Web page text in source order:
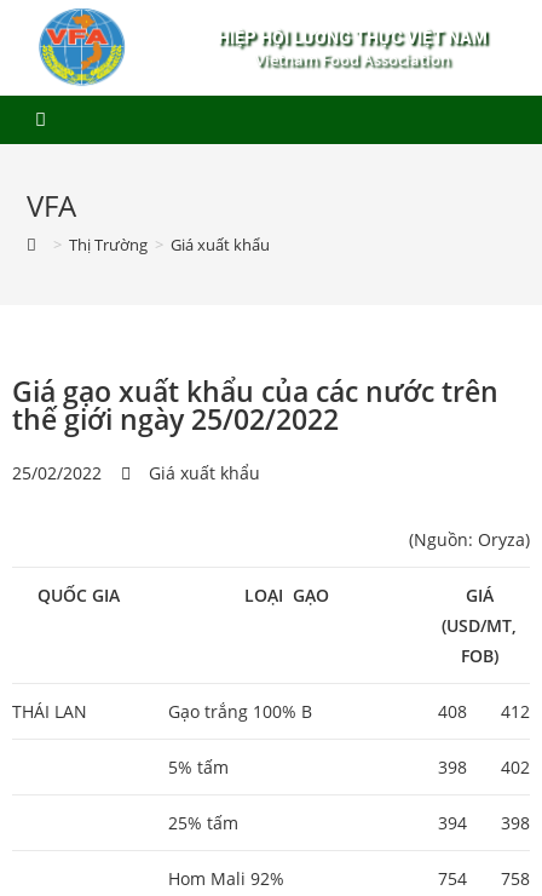
HIỆP HỘI LƯƠNG THỰC VIỆT NAM
Vietnam Food Association
VFA
> Thị Trường > Giá xuất khẩu
Giá gạo xuất khẩu của các nước trên
thế giới ngày 25/02/2022
25/02/2022 Giá xuất khẩu
(Nguồn: Oryza)
QUỐC GIA LOẠI GẠO
GIÁ
(USD/MT,
FOB)
THÁI LAN Gạo trắng 100% B 408 412
5% tấm 398 402
25% tấm 394 398
Hom Mali 92% 754 758